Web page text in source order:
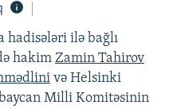
hadisələri ilə bağlı
hakim Zamin Tahirov
və Helsinki
Milli Komitəsinin